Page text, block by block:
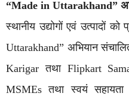
“Made in Uttarakhand”
स्थानीय उद्योगों एवं उत्पादों
Uttarakhand” अभियान
Karigar तथा Flipkart
MSMEs तथा स्वयं सहायता